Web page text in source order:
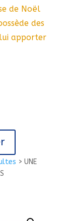
> UNE
de Noël
des
apporter